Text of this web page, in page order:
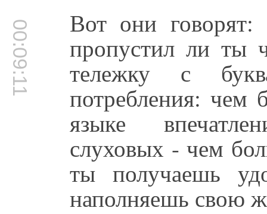
00:09:11 Вот они
пропустил ли ты
тележку с
потребления: чем
языке
слуховых - чем
ты получаешь
наполняешь свою